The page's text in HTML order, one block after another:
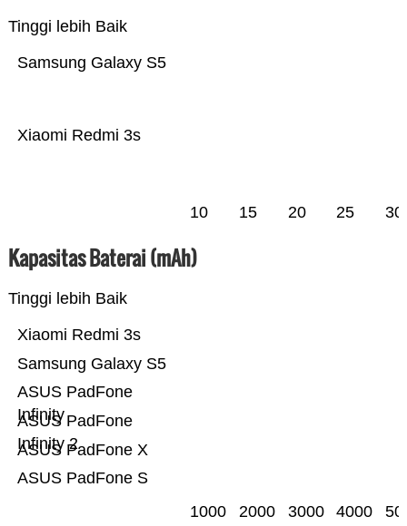
Tinggi lebih Baik
Xiaomi Redmi 3s
Samsung Galaxy S5
10 15 20 25 30
Kapasitas Baterai (mAh)
Tinggi lebih Baik
ASUS PadFone S
ASUS PadFone X
ASUS PadFone
Infinity 2
ASUS PadFone
Infinity
Samsung Galaxy S5
Xiaomi Redmi 3s
1000 2000 3000 4000